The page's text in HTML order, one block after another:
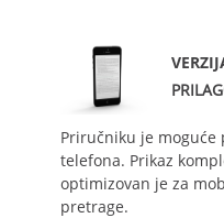
Priručniku je
telefona. Prikaz
optimizovan je za
pretrage.